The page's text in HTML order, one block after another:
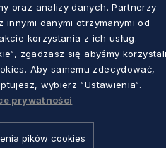
oraz analizy danych. Partnerzy
innymi danymi otrzymanymi od
korzystania z ich usług.
zgadzasz się abyśmy
Aby samemu zdecydować,
wybierz “Ustawienia“.
prywatności
pików cookies